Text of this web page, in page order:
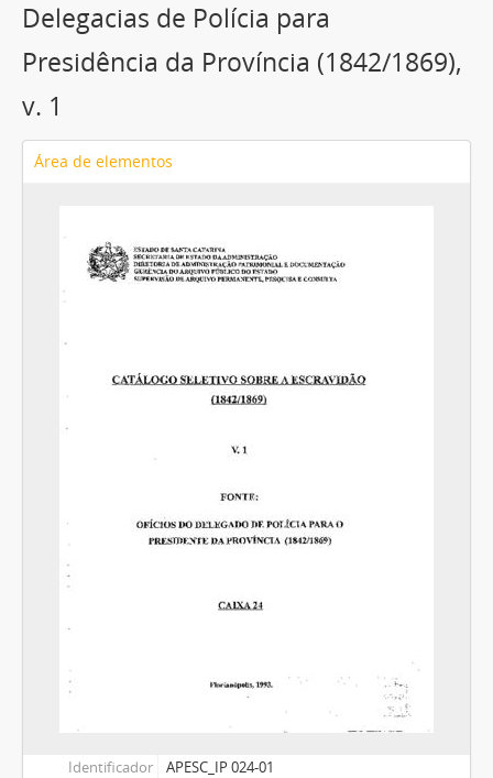
Delegacias de Polícia para
Presidência da Província (1842/1869),
v. 1
Área de elementos
Identificador
APESC_IP 024-01